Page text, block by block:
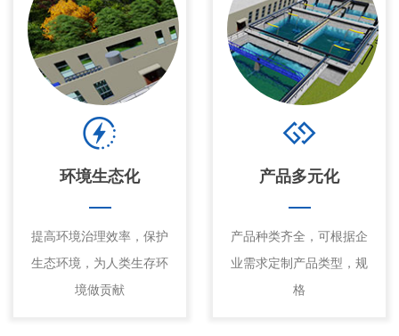
环境生态化
提高环境治理效率，保护
生态环境，为人类生存环
境做贡献
产品多元化
产品种类齐全，可根据企
业需求定制产品类型，规
格